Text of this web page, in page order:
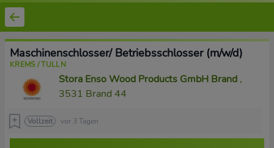
Maschinenschlosser/ Betriebsschlosser (m/w/d)
KREMS / TULLN
Stora Enso Wood Products GmbH Brand ,
3531 Brand 44
Vollzeit vor 3 Tagen